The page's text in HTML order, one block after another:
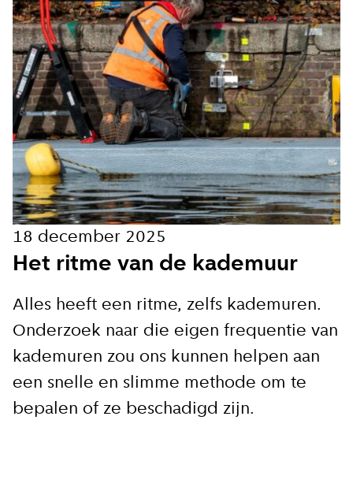
Blijf moeiteloos op de hoogte van al het
reilen en zeilen rond de bruggen en
kademuren in Amsterdam. Meld je aan voor
onze updates en je mist geen verhaal!
E-mailadres
Hoe vaak wil je van ons horen:
Bij elk nieuw artikel
Wekelijks
Maandelijks
Ik ga akkoord met de
Het ritme van de kademuur
18 december 2025
Alles heeft een ritme, zelfs kademuren.
Onderzoek naar die eigen frequentie van
kademuren zou ons kunnen helpen aan
een snelle en slimme methode om te
bepalen of ze beschadigd zijn.